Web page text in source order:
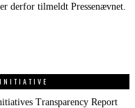
derfor tilmeldt Pressenævnet.
Transparency Report